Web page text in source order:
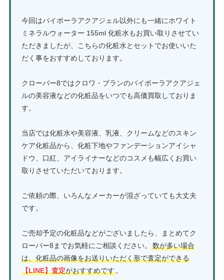
今回はバイポーラアクアジェル以外にも一緒にホワイト
ミネラルウォーター 155ml 化粧水もお買い取りさせてい
ただきましたが、こちらの化粧水とセットでお使いいた
だく事をおすすめしております。
クローバー8ではクロワ・ブランのバイポーラアクアジェ
ルの美容液などの化粧品をいつでも高価買取しておりま
す。
当店では化粧水や美容液、乳液、クリームなどのスキン
ケア化粧品から、化粧下地やファンデーションアイシャ
ドウ、口紅、アイライナーなどのコスメも幅広くお買い
取りさせていただいております。
ご依頼の際、いろんなメーカーが混ざっていても大丈夫
です。
ご売却予定の化粧品などがございましたら、まとめてク
ローバー8までお気軽にご相談ください。
数が多い場合
は、化粧品の画像をお送りいただく形で査定ができる
【LINE】査定がおすすめです。